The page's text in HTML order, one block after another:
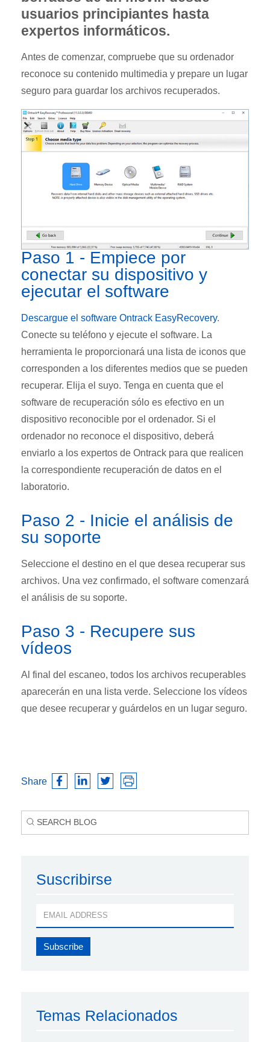
usuarios principiantes hasta
expertos informáticos.
Antes de comenzar, compruebe que su ordenador
reconoce su contenido multimedia y prepare un lugar
seguro para guardar los archivos recuperados.
Paso 1 - Empiece por
conectar su dispositivo y
ejecutar el software
Descargue el software Ontrack EasyRecovery.
Conecte su teléfono y ejecute el software. La
herramienta le proporcionará una lista de iconos que
corresponden a los diferentes medios que se pueden
recuperar. Elija el suyo. Tenga en cuenta que el
software de recuperación sólo es efectivo en un
dispositivo reconocible por el ordenador. Si el
ordenador no reconoce el dispositivo, deberá
enviarlo a los expertos de Ontrack para que realicen
la correspondiente recuperación de datos en el
laboratorio.
Paso 2 - Inicie el análisis de
su soporte
Seleccione el destino en el que desea recuperar sus
archivos. Una vez confirmado, el software comenzará
el análisis de su soporte.
Paso 3 - Recupere sus
vídeos
Al final del escaneo, todos los archivos recuperables
aparecerán en una lista verde. Seleccione los vídeos
que desee recuperar y guárdelos en un lugar seguro.
Share
Suscribirse
Temas Relacionados